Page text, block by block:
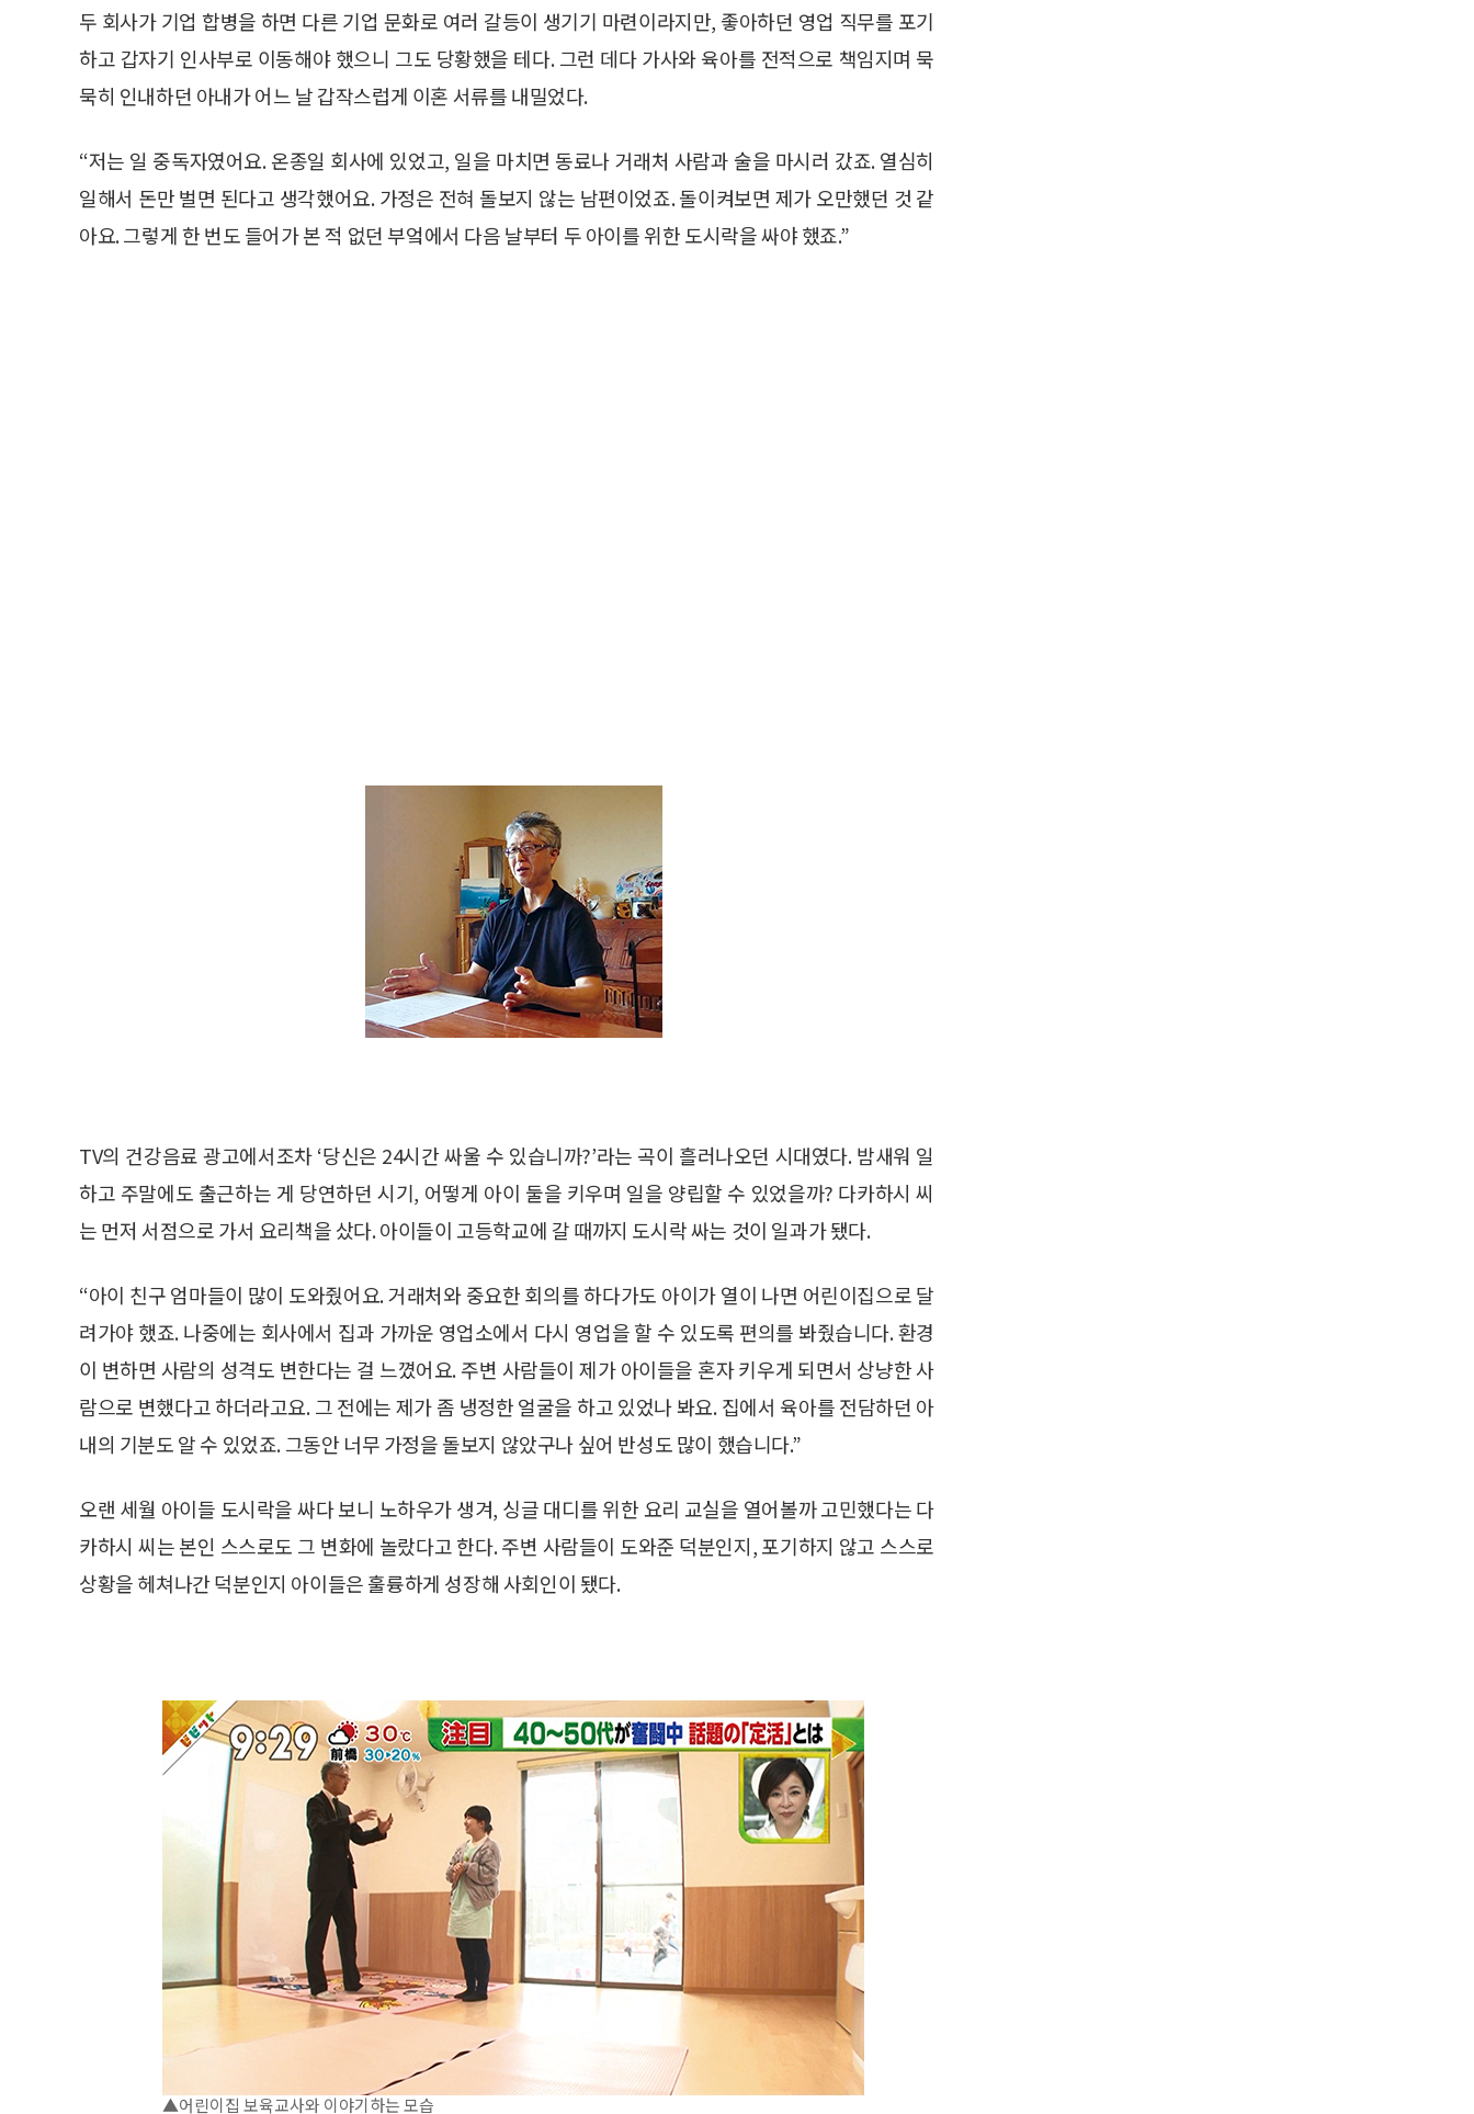
두 회사가 기업 합병을 하면 다른 기업 문화로 여러 갈등이 생기기 마련이라지만, 좋아하던 영업 직무를 포기
하고 갑자기 인사부로 이동해야 했으니 그도 당황했을 테다. 그런 데다 가사와 육아를 전적으로 책임지며 묵
묵히 인내하던 아내가 어느 날 갑작스럽게 이혼 서류를 내밀었다.
“저는 일 중독자였어요. 온종일 회사에 있었고, 일을 마치면 동료나 거래처 사람과 술을 마시러 갔죠. 열심히
일해서 돈만 벌면 된다고 생각했어요. 가정은 전혀 돌보지 않는 남편이었죠. 돌이켜보면 제가 오만했던 것 같
아요. 그렇게 한 번도 들어가 본 적 없던 부엌에서 다음 날부터 두 아이를 위한 도시락을 싸야 했죠.”
TV의 건강음료 광고에서조차 ‘당신은 24시간 싸울 수 있습니까?’라는 곡이 흘러나오던 시대였다. 밤새워 일
하고 주말에도 출근하는 게 당연하던 시기, 어떻게 아이 둘을 키우며 일을 양립할 수 있었을까? 다카하시 씨
는 먼저 서점으로 가서 요리책을 샀다. 아이들이 고등학교에 갈 때까지 도시락 싸는 것이 일과가 됐다.
“아이 친구 엄마들이 많이 도와줬어요. 거래처와 중요한 회의를 하다가도 아이가 열이 나면 어린이집으로 달
려가야 했죠. 나중에는 회사에서 집과 가까운 영업소에서 다시 영업을 할 수 있도록 편의를 봐줬습니다. 환경
이 변하면 사람의 성격도 변한다는 걸 느꼈어요. 주변 사람들이 제가 아이들을 혼자 키우게 되면서 상냥한 사
람으로 변했다고 하더라고요. 그 전에는 제가 좀 냉정한 얼굴을 하고 있었나 봐요. 집에서 육아를 전담하던 아
내의 기분도 알 수 있었죠. 그동안 너무 가정을 돌보지 않았구나 싶어 반성도 많이 했습니다.”
오랜 세월 아이들 도시락을 싸다 보니 노하우가 생겨, 싱글 대디를 위한 요리 교실을 열어볼까 고민했다는 다
카하시 씨는 본인 스스로도 그 변화에 놀랐다고 한다. 주변 사람들이 도와준 덕분인지, 포기하지 않고 스스로
상황을 헤쳐나간 덕분인지 아이들은 훌륭하게 성장해 사회인이 됐다.
▲어린이집 보육교사와 이야기하는 모습